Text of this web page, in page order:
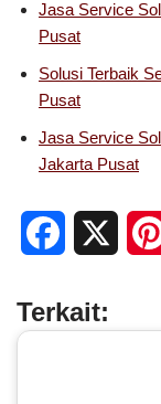
Jasa Service
Pusat
Solusi Terbaik
Pusat
Jasa Service
Jakarta Pusat
c
Terkait: